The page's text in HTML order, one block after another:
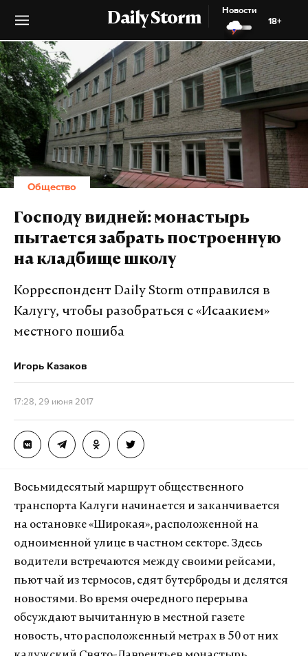
Daily Storm
Новости
18+
Общество
Господу видней: монастырь
пытается забрать построенную
на кладбище школу
Корреспондент Daily Storm отправился в
Калугу, чтобы разобраться с «Исаакием»
местного пошиба
Игорь Казаков
17:28, 29 июня 2017
Восьмидесятый маршрут общественного
транспорта Калуги начинается и заканчивается
на остановке «Широкая», расположенной на
одноименной улице в частном секторе. Здесь
водители встречаются между своими рейсами,
пьют чай из термосов, едят бутерброды и делятся
новостями. Во время очередного перерыва
обсуждают вычитанную в местной газете
новость, что расположенный метрах в 50 от них